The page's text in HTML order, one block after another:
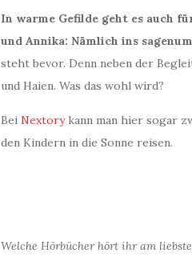
In warme Gefilde geht es auch
und Annika: Nämlich ins
steht bevor. Denn neben der
und Haien. Was das wohl wird?
Bei Nextorykann man hier sogar
den Kindern in die Sonne reisen.
Welche Hörbücher hört ihr am